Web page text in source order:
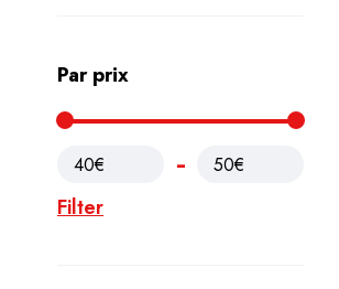
Par prix
Filter
40€ 50€